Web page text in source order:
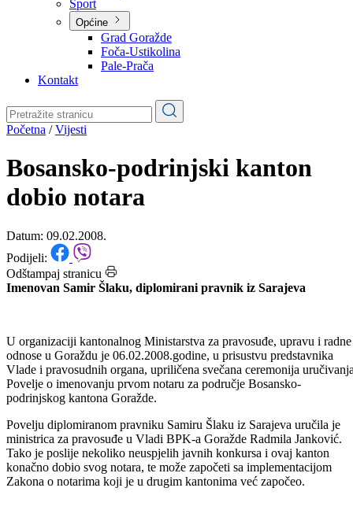
Privreda
Turizam
Obrazovanje
Općine
Pale-Prača
Kontakt
Početna/ Vijesti
Bosansko-podrinjski kanton
dobio notara
Datum: 09.02.2008.